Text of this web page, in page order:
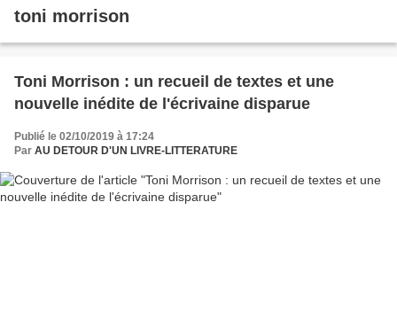
toni morrison
Toni Morrison : un recueil de textes et une
nouvelle inédite de l'écrivaine disparue
Publié le 02/10/2019 à 17:24
Par AU DETOUR D'UN LIVRE-LITTERATURE